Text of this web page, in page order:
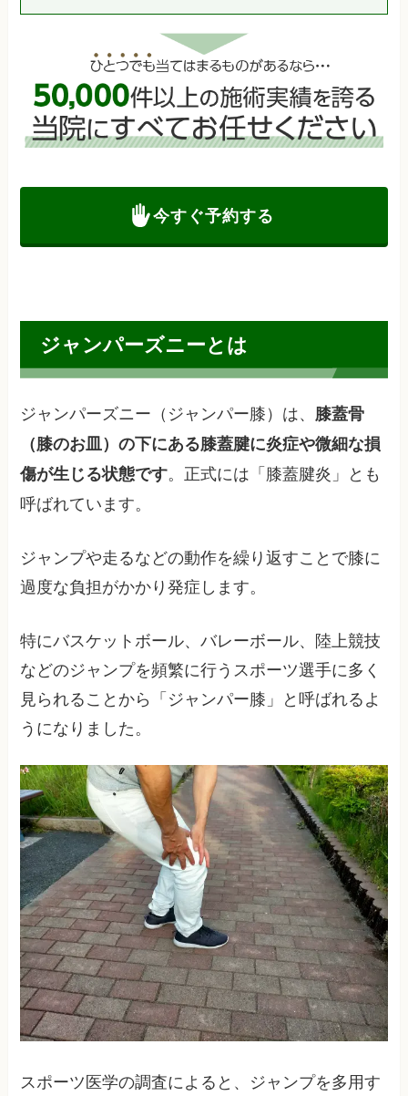
今すぐ予約する
ジャンパーズニーとは
ジャンパーズニー（ジャンパー膝）は、 膝蓋骨
（膝のお皿）の下にある膝蓋腱に炎症や微細な損
傷が生じる状態です。正式には「膝蓋腱炎」とも
呼ばれています。
ジャンプや走るなどの動作を繰り返すことで膝に
過度な負担がかかり発症します。
特にバスケットボール、バレーボール、陸上競技
などのジャンプを頻繁に行うスポーツ選手に多く
見られることから「ジャンパー膝」と呼ばれるよ
うになりました。
スポーツ医学の調査によると、ジャンプを多用す